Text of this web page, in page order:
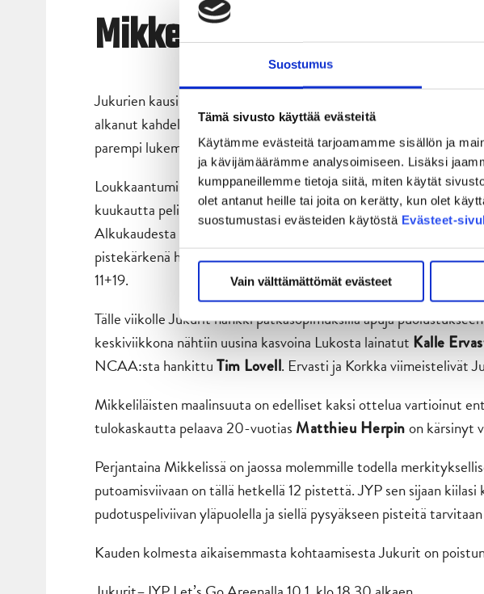
Suostumus
Tämä sivusto käyttää evästeitä
Käytämme evästeitä tarjoamamme sisällön ja
ja kävijämäärämme analysoimiseen. Lisäksi
kumppaneillemme tietoja siitä, miten käytät
olet antanut heille tai joita on kerätty, kun olet
suostumustasi evästeiden käytöstä Evästeet-
Vain välttämättömät evästeet
Mikkelin Jukurit
Jukurien kausi on ollut haastava ja joukkue on jo pidemmän aikaa
alkanut kahdella tappiolla, joista toinen tuli keskiviikkona
parempi lukemin 3–2.
Loukkaantumissumasta kärsivä Jukurit sai tällä viikolla viimein
kuukautta pelikentiltä poissaollut yhdysvaltaishyökkääjäMax
Alkukaudesta Ellis viimeisteli kuudessa ottelussa seitsemän (5+2)
pistekärkenä häärii kanadalaishyökkääjäPeter Abbandonato,
11+19.
Tälle viikolle Jukurit hankki pätkäsopimuksilla apuja
keskiviikkona nähtiin uusina kasvoina Lukosta lainatut Kalle
NCAA:sta hankittuTim Lovell. Ervasti ja Korkka viimeistelivät
Mikkeliläisten maalinsuuta on edelliset kaksi ottelua vartioinut
tulokaskautta pelaava 20-vuotias Matthieu Herpinon kärsinyt
Perjantaina Mikkelissä on jaossa molemmille todella
putoamisviivaan on tällä hetkellä 12 pistettä. JYP sen sijaan
pudotuspeliviivan yläpuolella ja siellä pysyäkseen pisteitä
Kauden kolmesta aikaisemmasta kohtaamisesta Jukurit on